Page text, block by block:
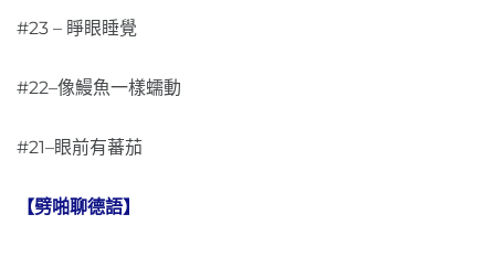
#23 – 睜眼睡覺
#22–像鰻魚一樣蠕動
#21–眼前有蕃茄
【劈啪聊德語】